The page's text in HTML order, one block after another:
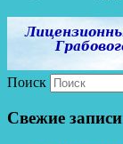
Поиск
Свежие записи